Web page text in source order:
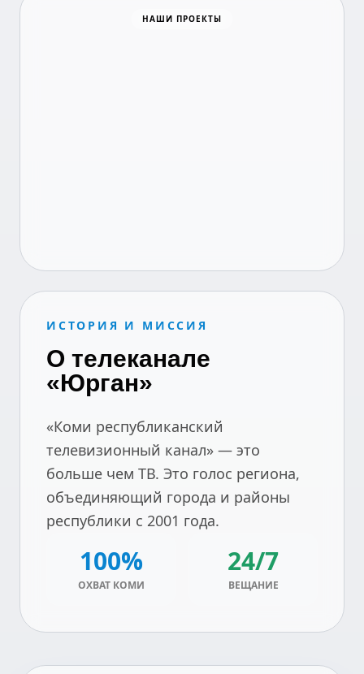
НАШИ ПРОЕКТЫ
ИСТОРИЯ И МИССИЯ
О телеканале
«Юрган»
«Коми республиканский
телевизионный канал» — это
больше чем ТВ. Это голос региона,
объединяющий города и районы
республики с 2001 года.
100%
ОХВАТ КОМИ
24/7
ВЕЩАНИЕ